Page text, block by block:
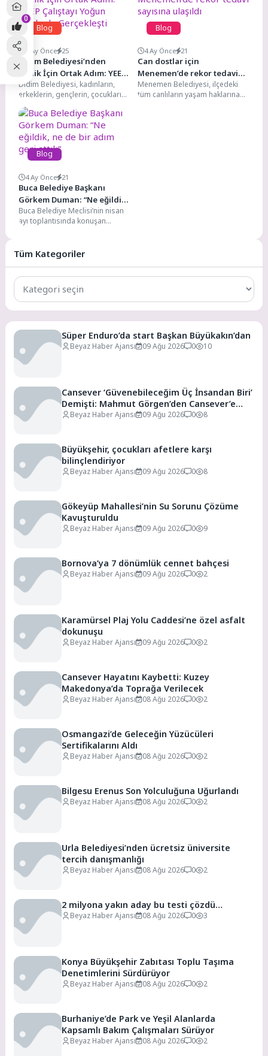
Blog
4 Ay Önce 25
Didim Belediyesi’nden
Eşitlik İçin Ortak Adım: YEEP
Çalıştayı Yoğun Katılımla
Gerçekleşti
Didim Belediyesi, kadınların,
erkeklerin, gençlerin, çocukların
ve tüm dezavantajlı grupların
eşit fırsatlara sahip olduğu bir...
Blog
4 Ay Önce 21
Can dostlar için
Menemen’de rekor tedavi
sayısına ulaşıldı
Menemen Belediyesi, ilçedeki
tüm canlıların yaşam haklarına
Blog
4 Ay Önce 21
Buca Belediye Başkanı
Görkem Duman: “Ne eğildik,
ne de bir adım geri attık”
Buca Belediye Meclisi’nin nisan
ayı toplantısında konuşan
Tüm Kategoriler
Tüm
Kategoriler
Süper Enduro’da start Başkan Büyükakın’dan
Beyaz Haber Ajansı 09 Ağu 2026 0 10
Cansever ‘Güvenebileceğim Üç İnsandan Biri’
Demişti: Mahmut Görgen’den Cansever’e
Duygusal Veda
Beyaz Haber Ajansı 09 Ağu 2026 0 8
Büyükşehir, çocukları afetlere karşı
bilinçlendiriyor
Beyaz Haber Ajansı 09 Ağu 2026 0 8
Gökeyüp Mahallesi’nin Su Sorunu Çözüme
Kavuşturuldu
Beyaz Haber Ajansı 09 Ağu 2026 0 9
Bornova’ya 7 dönümlük cennet bahçesi
Beyaz Haber Ajansı 09 Ağu 2026 0 2
Karamürsel Plaj Yolu Caddesi’ne özel asfalt
dokunuşu
Beyaz Haber Ajansı 09 Ağu 2026 0 2
Cansever Hayatını Kaybetti: Kuzey
Makedonya’da Toprağa Verilecek
Beyaz Haber Ajansı 08 Ağu 2026 0 2
Osmangazi’de Geleceğin Yüzücüleri
Sertifikalarını Aldı
Beyaz Haber Ajansı 08 Ağu 2026 0 2
Bilgesu Erenus Son Yolculuğuna Uğurlandı
Beyaz Haber Ajansı 08 Ağu 2026 0 2
Urla Belediyesi’nden ücretsiz üniversite
tercih danışmanlığı
Beyaz Haber Ajansı 08 Ağu 2026 0 2
2 milyona yakın aday bu testi çözdü…
Beyaz Haber Ajansı 08 Ağu 2026 0 3
Konya Büyükşehir Zabıtası Toplu Taşıma
Denetimlerini Sürdürüyor
Beyaz Haber Ajansı 08 Ağu 2026 0 2
Burhaniye’de Park ve Yeşil Alanlarda
Kapsamlı Bakım Çalışmaları Sürüyor
Beyaz Haber Ajansı 08 Ağu 2026 0 2
0